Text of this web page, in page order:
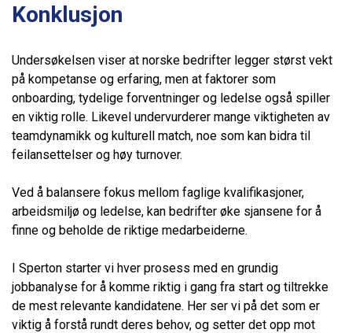
Konklusjon
Undersøkelsen viser at norske bedrifter legger størst vekt
på kompetanse og erfaring, men at faktorer som
onboarding, tydelige forventninger og ledelse også spiller
en viktig rolle. Likevel undervurderer mange viktigheten av
teamdynamikk og kulturell match, noe som kan bidra til
feilansettelser og høy turnover.
Ved å balansere fokus mellom faglige kvalifikasjoner,
arbeidsmiljø og ledelse, kan bedrifter øke sjansene for å
finne og beholde de riktige medarbeiderne.
I Sperton starter vi hver prosess med en grundig
jobbanalyse for å komme riktig i gang fra start og tiltrekke
de mest relevante kandidatene. Her ser vi på det som er
viktig å forstå rundt deres behov, og setter det opp mot